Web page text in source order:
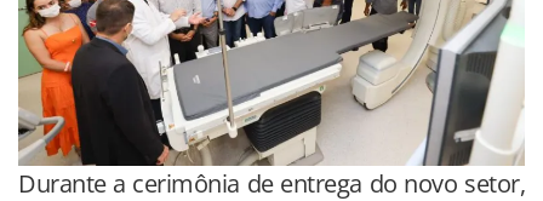
Durante a cerimônia de entrega do novo setor,